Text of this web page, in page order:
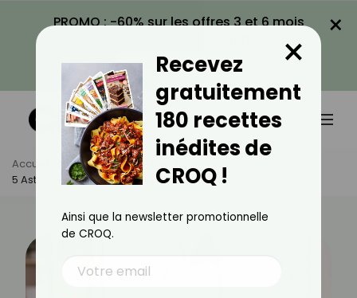
PROMO : -60% sur les offres 3 et 6 mois
VOIR LA PROMO
×
Accueil Actus
Bien-Être
5 Astuces Pour Remplacer Les Somnifères
Recevez
gratuitement
180 recettes
inédites de
CROQ !
×
Ainsi que la newsletter promotionnelle
de CROQ.